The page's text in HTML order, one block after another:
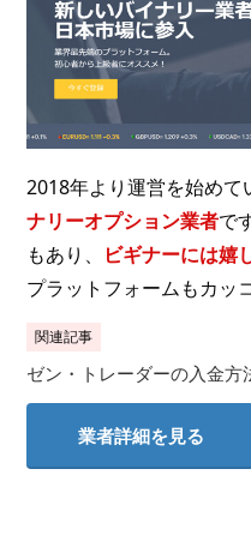
2018年より運営を始めて
ナリーオプション業者で
もあり、
ビギナーには嬉
プラットフォームもカッ
関連記事
ゼン・トレーダーの入金方
業者詳細を見る